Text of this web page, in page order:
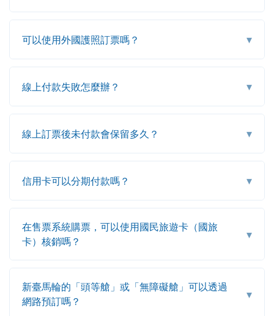
可以使用外國護照訂票嗎？ ▾
線上付款失敗怎麼辦？ ▾
線上訂票後未付款會保留多久？ ▾
信用卡可以分期付款嗎？ ▾
在售票系統購票，可以使用國民旅遊卡（國旅
卡）核銷嗎？
▾
新臺馬輪的「頭等艙」或「無障礙艙」可以透過
網路預訂嗎？
▾